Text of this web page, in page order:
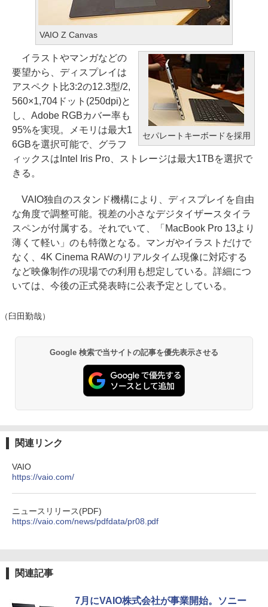
VAIO Z Canvas
セパレートキーボードを採用
イラストやマンガなどの
要望から、ディスプレイは
アスペクト比3:2の12.3型/2,
560×1,704ドット(250dpi)と
し、Adobe RGBカバー率も
95%を実現。メモリは最大1
6GBを選択可能で、グラフ
ィックスはIntel Iris Pro、ストレージは最大1TBを選択で
きる。
VAIO独自のスタンド機構により、ディスプレイを自由
な角度で調整可能。視差の小さなデジタイザースタイラ
スペンが付属する。それでいて、「MacBook Pro 13より
薄くて軽い」のも特徴となる。マンガやイラストだけで
なく、4K Cinema RAWのリアルタイム現像に対応する
など映像制作の現場での利用も想定している。詳細につ
いては、今後の正式発表時に公表予定としている。
（臼田勤哉）
Google 検索で当サイトの記事を優先表示させる
関連リンク
VAIO
https://vaio.com/
ニュースリリース(PDF)
https://vaio.com/news/pdfdata/pr08.pdf
関連記事
7月にVAIO株式会社が事業開始。ソニー